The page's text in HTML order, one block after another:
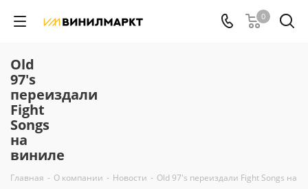
0
Old
97's
переиздали
Fight
Songs
на
виниле
Главная - О компании - Новости - Old 97's переиздали Fight Songs на